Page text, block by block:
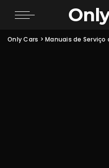
Only Cars >Manuais de Serviço